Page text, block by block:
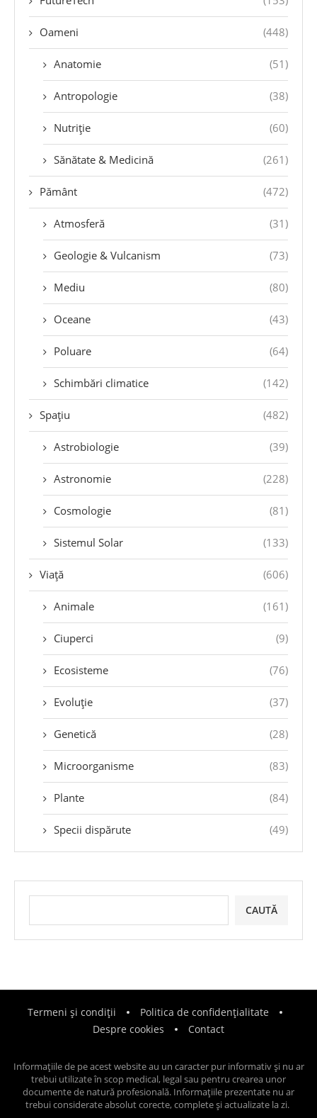
Oameni (448)
Anatomie (51)
Antropologie (38)
Nutriție (60)
Sănătate & Medicină (261)
Pământ (472)
Atmosferă (31)
Geologie & Vulcanism (73)
Mediu (80)
Oceane (43)
Poluare (64)
Schimbări climatice (142)
Spațiu (482)
Astrobiologie (39)
Astronomie (228)
Cosmologie (81)
Sistemul Solar (133)
Viață (606)
Animale (161)
Ciuperci (9)
Ecosisteme (76)
Evoluție (37)
Genetică (28)
Microorganisme (83)
Plante (84)
Specii dispărute (49)
CAUTĂ
Termeni și condiții
Politica de confidențialitate
Despre cookies
Contact
Informațiile de pe acest website au un caracter pur informativ și nu ar
trebui utilizate în scop medical, legal sau pentru crearea unor
documente de natură profesională. Informațiile prezentate nu ar
trebui considerate absolut corecte, complete și actualizate la zi.